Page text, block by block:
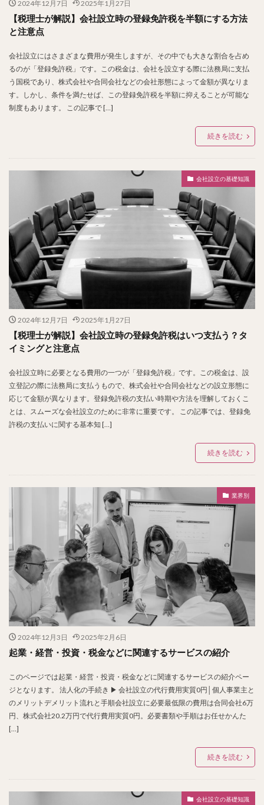
2024年12月7日 2025年1月27日
【税理士が解説】会社設立時の登録免許税を半額にする方法
と注意点
会社設立にはさまざまな費用が発生しますが、その中でも大きな割合を占め
るのが「登録免許税」です。この税金は、会社を設立する際に法務局に支払
う国税であり、株式会社や合同会社などの会社形態によって金額が異なりま
す。しかし、条件を満たせば、この登録免許税を半額に抑えることが可能な
制度もあります。 この記事で […]
続きを読む
会社設立の基礎知識
2024年12月7日 2025年1月27日
【税理士が解説】会社設立時の登録免許税はいつ支払う？タ
イミングと注意点
会社設立時に必要となる費用の一つが「登録免許税」です。この税金は、設
立登記の際に法務局に支払うもので、株式会社や合同会社などの設立形態に
応じて金額が異なります。登録免許税の支払い時期や方法を理解しておくこ
とは、スムーズな会社設立のために非常に重要です。 この記事では、登録免
許税の支払いに関する基本知 […]
続きを読む
業界別
2024年12月3日 2025年2月6日
起業・経営・投資・税金などに関連するサービスの紹介
このページでは起業・経営・投資・税金などに関連するサービスの紹介ペー
ジとなります。 法人化の手続き ▶ 会社設立の代行費用実質0円│個人事業主と
のメリットデメリット流れと手順会社設立に必要最低限の費用は合同会社6万
円、株式会社20.2万円で代行費用実質0円。必要書類や手順はお任せかんた
[…]
続きを読む
会社設立の基礎知識